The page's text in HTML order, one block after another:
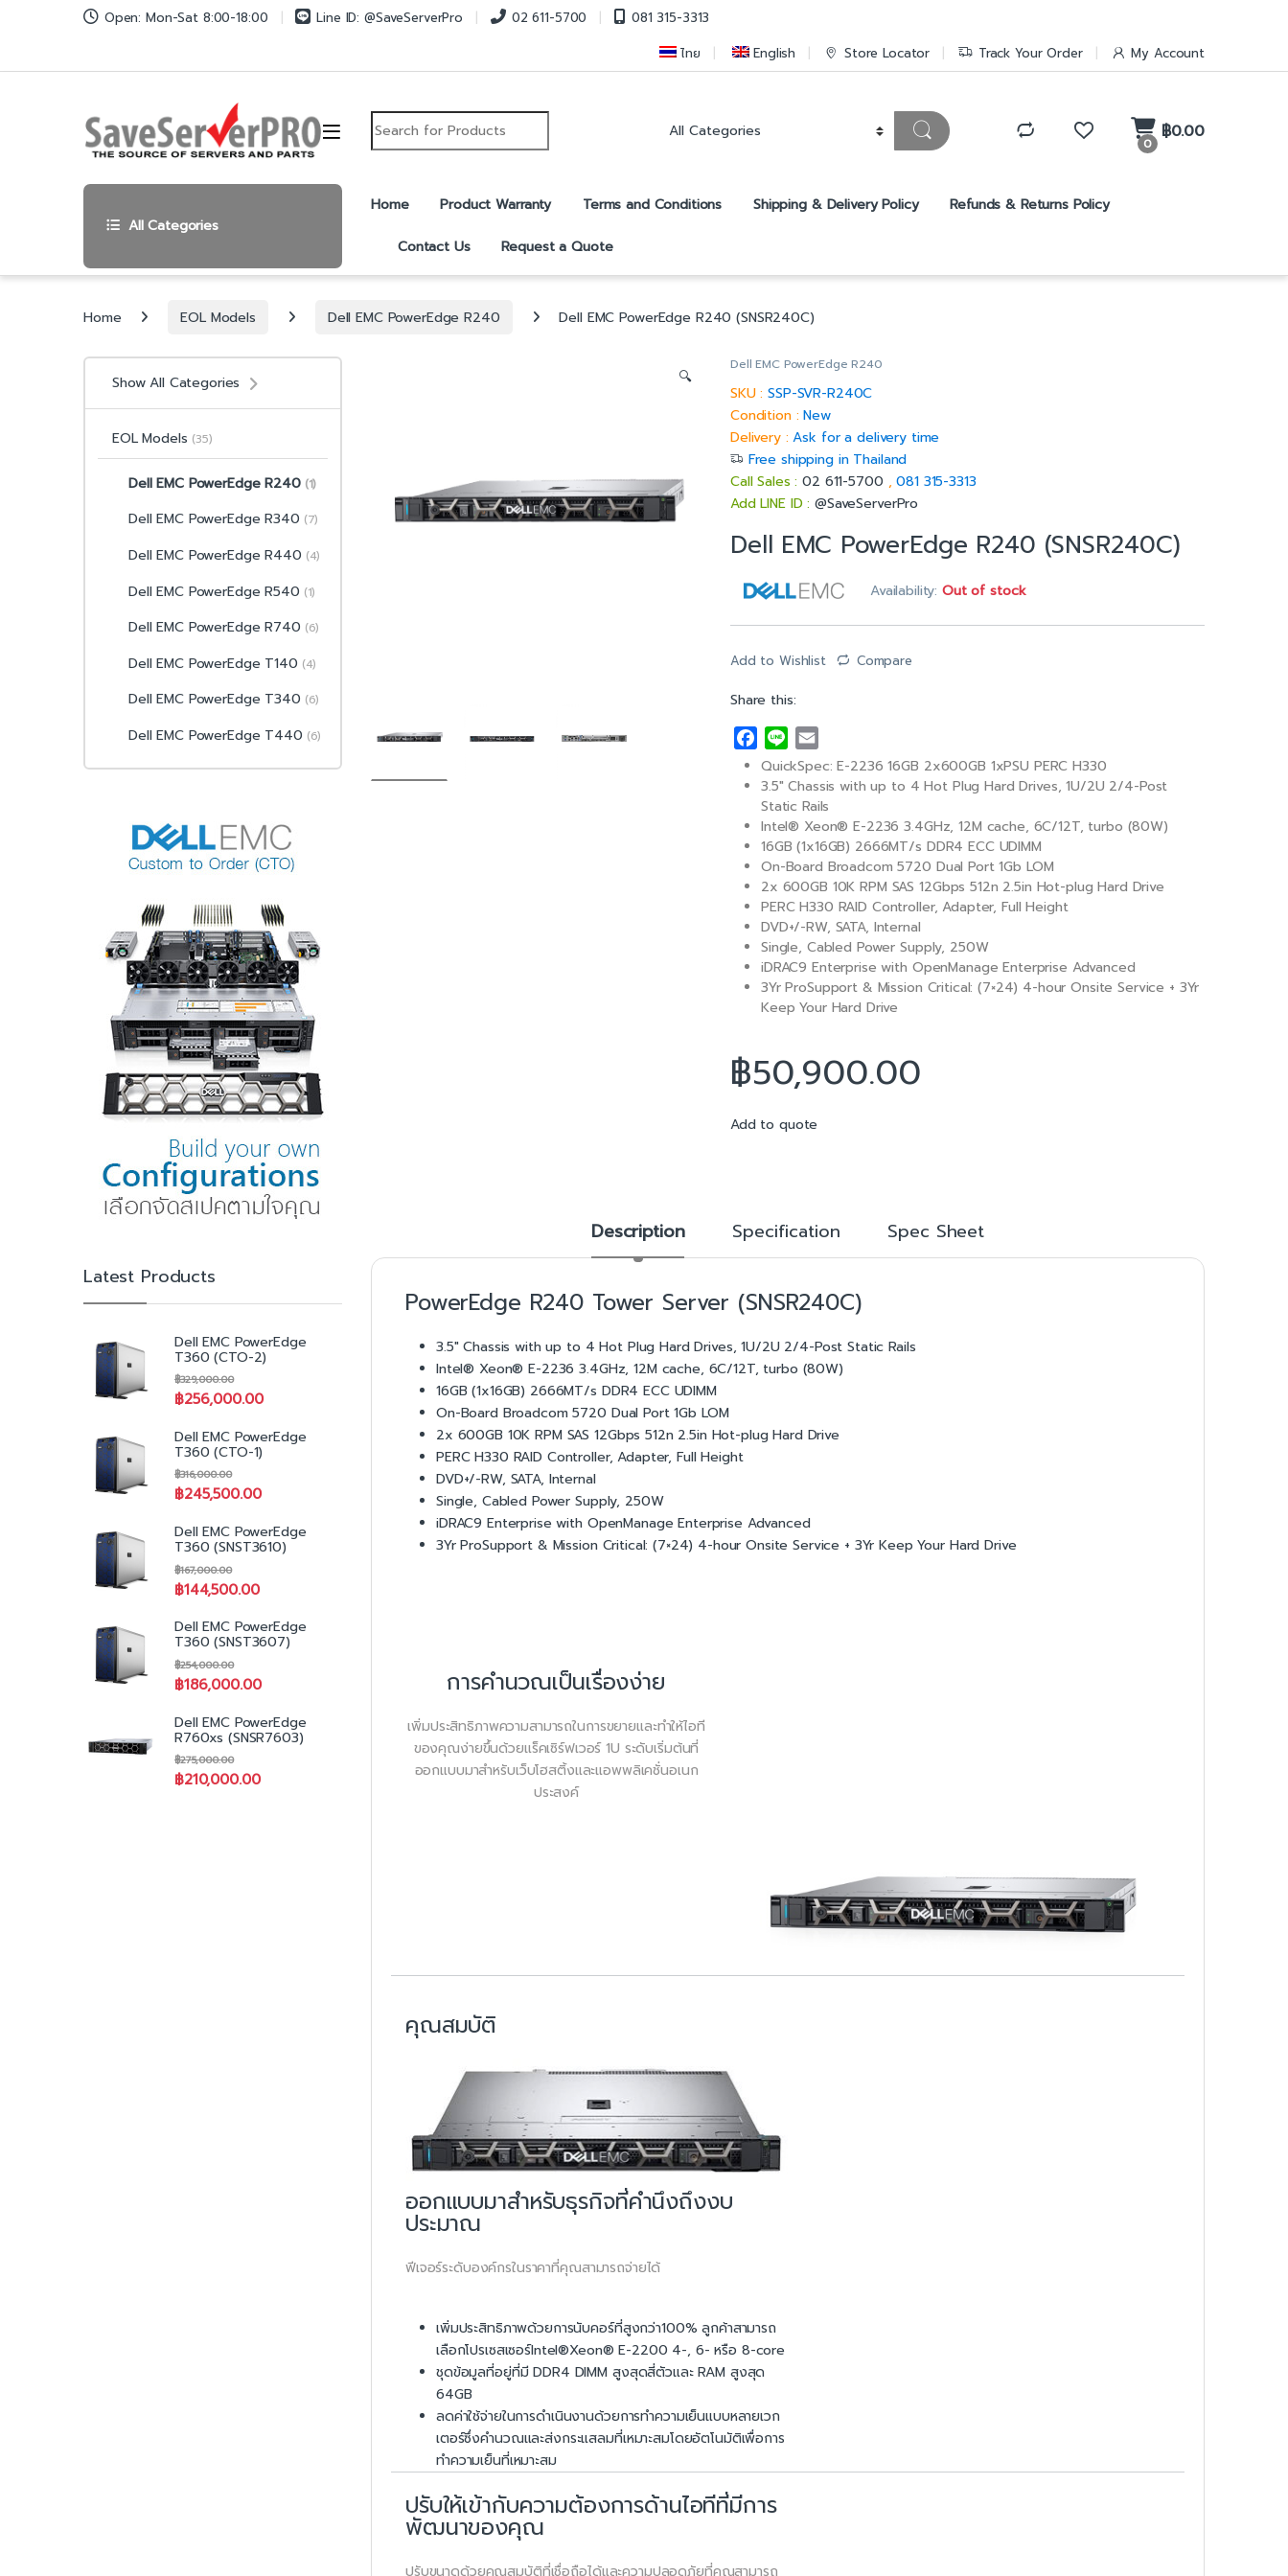
Skip to navigation
Skip to content Open: Mon-Sat 8:00-18:00 Line ID: @SaveServerPro 02 611-5700
081 315-3313
ไทย
English Store Locator Track Your Order My Account
Search for:
0
฿0.00
All Categories
Home Product Warranty Terms and Conditions Shipping & Delivery Policy Refunds & Returns Policy
Contact Us Request a Quote
Home EOL Models Dell EMC PowerEdge R240 Dell EMC PowerEdge R240 (SNSR240C)
🔍
Dell EMC PowerEdge R240
SKU :SSP-SVR-R240C
Condition :New
Delivery :Ask for a delivery time
Free shipping in Thailand
Call Sales :02 611-5700 ,081 315-3313
Add LINE ID :@SaveServerPro
Dell EMC PowerEdge R240 (SNSR240C)
Availability:Out of stock
Add to Wishlist Compare
Share this:
a
c
e
b
o
o
k
i
n
e
m
a
i
l
QuickSpec: E-2236 16GB 2x600GB 1xPSU PERC H330
3.5″ Chassis with up to 4 Hot Plug Hard Drives, 1U/2U 2/4-Post
Static Rails
Intel® Xeon® E-2236 3.4GHz, 12M cache, 6C/12T, turbo (80W)
16GB (1x16GB) 2666MT/s DDR4 ECC UDIMM
On-Board Broadcom 5720 Dual Port 1Gb LOM
2x 600GB 10K RPM SAS 12Gbps 512n 2.5in Hot-plug Hard Drive
PERC H330 RAID Controller, Adapter, Full Height
DVD+/-RW, SATA, Internal
Single, Cabled Power Supply, 250W
iDRAC9 Enterprise with OpenManage Enterprise Advanced
3Yr ProSupport & Mission Critical: (7×24) 4-hour Onsite Service + 3Yr
Keep Your Hard Drive
฿50,900.00
Add to quote
Description Specification Spec Sheet
PowerEdge R240 Tower Server (SNSR240C)
3.5″ Chassis with up to 4 Hot Plug Hard Drives, 1U/2U 2/4-Post Static Rails
Intel® Xeon® E-2236 3.4GHz, 12M cache, 6C/12T, turbo (80W)
16GB (1x16GB) 2666MT/s DDR4 ECC UDIMM
On-Board Broadcom 5720 Dual Port 1Gb LOM
2x 600GB 10K RPM SAS 12Gbps 512n 2.5in Hot-plug Hard Drive
PERC H330 RAID Controller, Adapter, Full Height
DVD+/-RW, SATA, Internal
Single, Cabled Power Supply, 250W
iDRAC9 Enterprise with OpenManage Enterprise Advanced
3Yr ProSupport & Mission Critical: (7×24) 4-hour Onsite Service + 3Yr Keep Your Hard Drive
การคำนวณเป็นเรื่องง่าย
เพิ่มประสิทธิภาพความสามารถในการขยายและทำให้ไอที
ของคุณง่ายขึ้นด้วยแร็คเซิร์ฟเวอร์ 1U ระดับเริ่มต้นที่
ออกแบบมาสำหรับเว็บโฮสติ้งและแอพพลิเคชั่นอเนก
ประสงค์
คุณสมบัติ
ออกแบบมาสำหรับธุรกิจที่คำนึงถึงงบ
ประมาณ
ฟีเจอร์ระดับองค์กรในราคาที่คุณสามารถจ่ายได้
เพิ่มประสิทธิภาพด้วยการนับคอร์ที่สูงกว่า100% ลูกค้าสามารถ
เลือกโปรเซสเซอร์Intel®Xeon® E-2200 4-, 6- หรือ 8-core
ชุดข้อมูลที่อยู่ที่มี DDR4 DIMM สูงสุดสี่ตัวและ RAM สูงสุด
64GB
ลดค่าใช้จ่ายในการดำเนินงานด้วยการทำความเย็นแบบหลายเวก
เตอร์ซึ่งคำนวณและส่งกระแสลมที่เหมาะสมโดยอัตโนมัติเพื่อการ
ทำความเย็นที่เหมาะสม
ปรับให้เข้ากับความต้องการด้านไอทีที่มีการ
พัฒนาของคุณ
ปรับขนาดด้วยคุณสมบัติที่เชื่อถือได้และความปลอดภัยที่คุณสามารถ
Show All Categories
EOL Models (35)
Dell EMC PowerEdge R240 (1)
Dell EMC PowerEdge R340 (7)
Dell EMC PowerEdge R440 (4)
Dell EMC PowerEdge R540 (1)
Dell EMC PowerEdge R740 (6)
Dell EMC PowerEdge T140 (4)
Dell EMC PowerEdge T340 (6)
Dell EMC PowerEdge T440 (6)
Latest Products
Dell EMC PowerEdge
T360 (CTO-2)
฿256,000.00
฿329,000.00
Dell EMC PowerEdge
T360 (CTO-1)
฿245,500.00
฿316,000.00
Dell EMC PowerEdge
T360 (SNST3610)
฿144,500.00
฿167,000.00
Dell EMC PowerEdge
T360 (SNST3607)
฿186,000.00
฿254,000.00
Dell EMC PowerEdge
R760xs (SNSR7603)
฿210,000.00
฿275,000.00